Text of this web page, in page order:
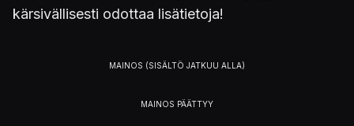
kärsivällisesti odottaa lisätietoja!